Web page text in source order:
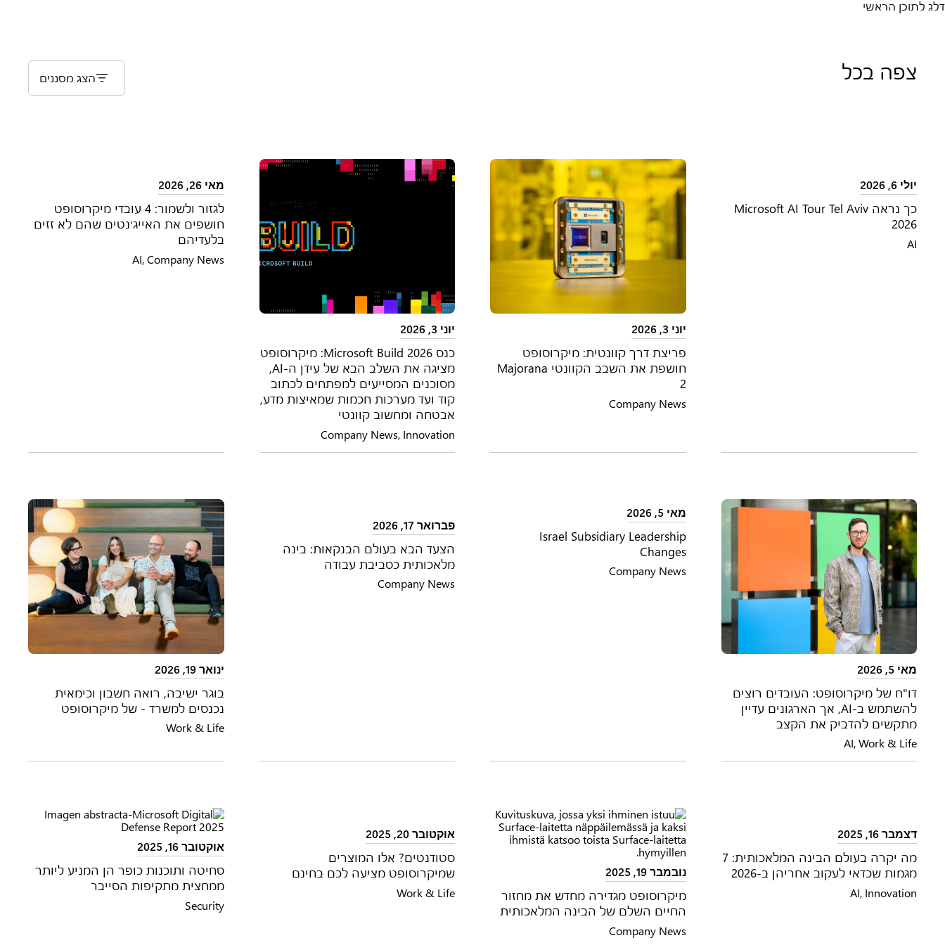
דלג לתוכן הראשי
צפה בכל הצג מסננים
יולי 6, 2026
כך נראה Microsoft AI Tour Tel Aviv
2026
AI
יוני 3, 2026
פריצת דרך קוונטית: מיקרוסופט
חושפת את השבב הקוונטי Majorana
2
Company News
יוני 3, 2026
כנס 2026 Microsoft Build: מיקרוסופט
מציגה את השלב הבא של עידן ה-AI,
מסוכנים המסייעים למפתחים לכתוב
קוד ועד מערכות חכמות שמאיצות מדע,
אבטחה ומחשוב קוונטי
Company News, Innovation
מאי 26, 2026
לגזור ולשמור: 4 עובדי מיקרוסופט
חושפים את האייג׳נטים שהם לא זזים
בלעדיהם
AI,Company News
מאי 5, 2026
דו"ח של מיקרוסופט: העובדים רוצים
להשתמש ב-AI, אך הארגונים עדיין
מתקשים להדביק את הקצב
AI,Work & Life
מאי 5, 2026
Israel Subsidiary Leadership
Changes
Company News
פברואר 17, 2026
הצעד הבא בעולם הבנקאות: בינה
מלאכותית כסביבת עבודה
Company News
ינואר 19, 2026
בוגר ישיבה, רואה חשבון וכימאית
נכנסים למשרד - של מיקרוסופט
Work & Life
דצמבר 16, 2025
מה יקרה בעולם הבינה המלאכותית: 7
מגמות שכדאי לעקוב אחריהן ב-2026
AI, Innovation
נובמבר 19, 2025
מיקרוסופט מגדירה מחדש את מחזור
החיים השלם של הבינה המלאכותית
Company News
אוקטובר 20, 2025
סטודנטים? אלו המוצרים
שמיקרוסופט מציעה לכם בחינם
Work & Life
אוקטובר 16, 2025
סחיטה ותוכנות כופר הן המניע ליותר
ממחצית מתקיפות הסייבר
Security